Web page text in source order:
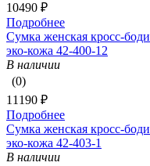
10490 ₽
Подробнее
Сумка женская кросс-боди
эко-кожа 42-400-12
В наличии
(0)
11190 ₽
Подробнее
Сумка женская кросс-боди
эко-кожа 42-403-1
В наличии